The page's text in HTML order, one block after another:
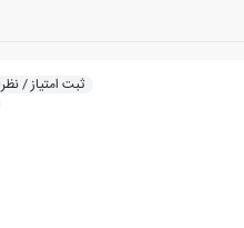
ثبت امتیاز / نظر